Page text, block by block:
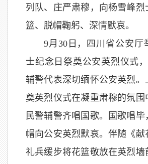
列队、庄严肃穆，向杨雪峰烈
篮、脱帽鞠躬、深情默哀。
9月30日，四川省公安厅
士纪念日祭奠公安英烈仪式
辅警代表深切缅怀公安英烈。
奠英烈仪式在凝重肃穆的氛围
民警辅警齐唱国歌。国歌唱
帽向公安英烈默哀。伴随《献
礼兵缓步将花篮敬放在英烈墙